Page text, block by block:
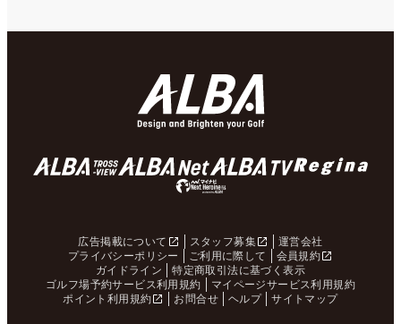
広告掲載について スタッフ募集
運営会社
プライバシーポリシー
ご利用に際して
会員規約
ガイドライン
特定商取引法に基づく表示
ゴルフ場予約サービス利用規約
マイページサービス利用規約
ポイント利用規約
お問合せ ヘルプ サイトマップ